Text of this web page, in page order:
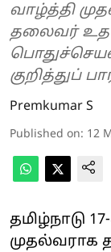
வாழ்த்தி
தலைவர்
குறித்துப்
Premkumar S
Published on: 12
தமிழ்நாடு
முதல்வராக